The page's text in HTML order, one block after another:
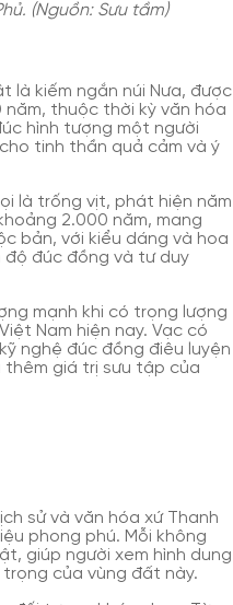
(Nguồn: Sưu tầm)
là kiếm ngắn núi Nưa, được
năm, thuộc thời kỳ văn hóa
hình tượng một người
tinh thần quả cảm và ý
là trống vịt, phát hiện năm
2.000 năm, mang
bản, với kiểu dáng và hoa
đúc đồng và tư duy
mạnh khi có trọng lượng
Nam hiện nay. Vạc có
nghệ đúc đồng điêu luyện
giá trị sưu tập của
sử và văn hóa xứ Thanh
phong phú. Mỗi không
giúp người xem hình dung
của vùng đất này.